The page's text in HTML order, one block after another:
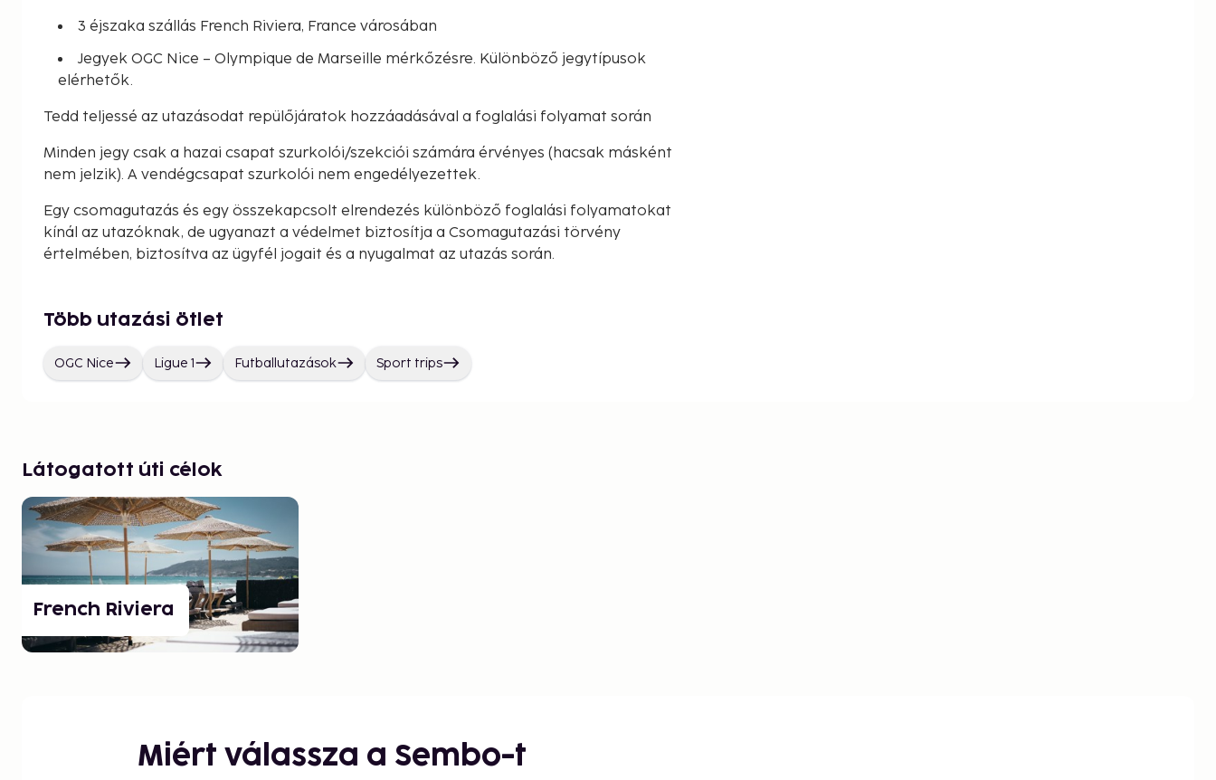
3 éjszaka szállás French Riviera, France városában
Jegyek OGC Nice – Olympique de Marseille mérkőzésre. Különböző jegytípusok
elérhetők.
Tedd teljessé az utazásodat repülőjáratok hozzáadásával a foglalási folyamat során
Minden jegy csak a hazai csapat szurkolói/szekciói számára érvényes (hacsak másként
nem jelzik). A vendégcsapat szurkolói nem engedélyezettek.
Egy csomagutazás és egy összekapcsolt elrendezés különböző foglalási folyamatokat
kínál az utazóknak, de ugyanazt a védelmet biztosítja a Csomagutazási törvény
értelmében, biztosítva az ügyfél jogait és a nyugalmat az utazás során.
Több utazási ötlet
OGC Nice Ligue 1 Futballutazások Sport trips
Látogatott úti célok
French Riviera
Miért válassza a Sembo-t